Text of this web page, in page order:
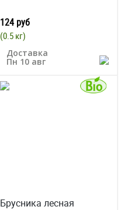
124 руб
(0.5 кг)
Доставка
Пн 10 авг
Брусника лесная